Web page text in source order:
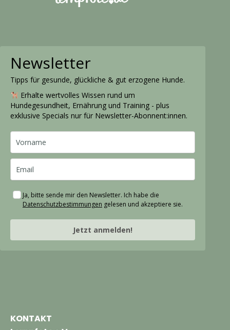
Newsletter
Tipps für gesunde, glückliche & gut erzogene Hunde.
Erhalte wertvolles Wissen rund um
Hundegesundheit, Ernährung und Training - plus
exklusive Specials nur für Newsletter-Abonnent:innen.
Ja, bitte sende mir den Newsletter. Ich habe die
Datenschutzbestimmungen gelesen und akzeptiere sie.
Jetzt anmelden!
KONTAKT